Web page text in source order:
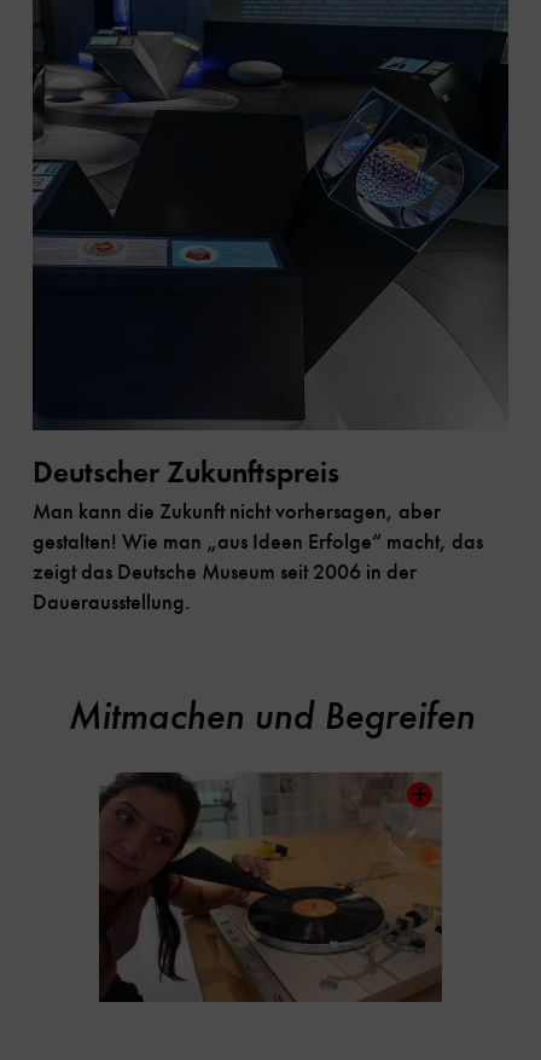
Deutscher Zukunftspreis
Man kann die Zukunft nicht vorhersagen, aber
gestalten! Wie man „aus Ideen Erfolge“ macht, das
zeigt das Deutsche Museum seit 2006 in der
Dauerausstellung.
Mitmachen und Begreifen
Inhaltskarussell